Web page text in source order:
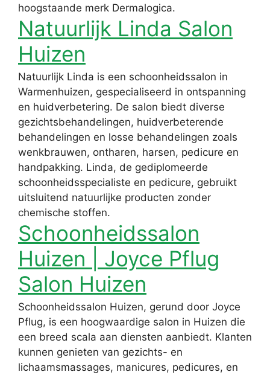
hoogstaande merk Dermalogica.
Natuurlijk Linda Salon
Huizen
Natuurlijk Linda is een schoonheidssalon in
Warmenhuizen, gespecialiseerd in ontspanning
en huidverbetering. De salon biedt diverse
gezichtsbehandelingen, huidverbeterende
behandelingen en losse behandelingen zoals
wenkbrauwen, ontharen, harsen, pedicure en
handpakking. Linda, de gediplomeerde
schoonheidsspecialiste en pedicure, gebruikt
uitsluitend natuurlijke producten zonder
chemische stoffen.
Schoonheidssalon
Huizen | Joyce Pflug
Salon Huizen
Schoonheidssalon Huizen, gerund door Joyce
Pflug, is een hoogwaardige salon in Huizen die
een breed scala aan diensten aanbiedt. Klanten
kunnen genieten van gezichts- en
lichaamsmassages, manicures, pedicures, en